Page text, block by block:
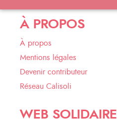
À PROPOS
À propos
Mentions légales
Devenir contributeur
Réseau Calisoli
WEB SOLIDAIRE